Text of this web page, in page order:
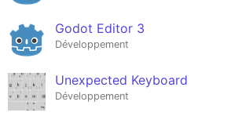
Godot Editor 3
Développement
Unexpected Keyboard
Développement